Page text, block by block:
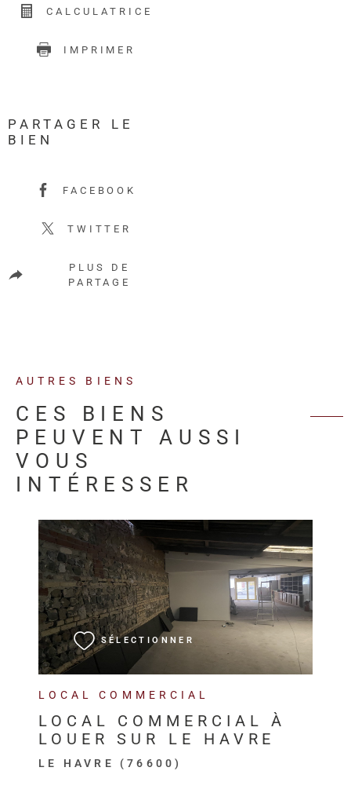
CALCULATRICE
IMPRIMER
PARTAGER LE
BIEN
FACEBOOK
TWITTER
PLUS DE
PARTAGE
AUTRES BIENS
CES BIENS
PEUVENT AUSSI
VOUS
INTÉRESSER
LOCAL COMMERCIAL
LOCAL COMMERCIAL À
LOUER SUR LE HAVRE
LE HAVRE (76600)
SÉLECTIONNER
VOIR LE BIEN